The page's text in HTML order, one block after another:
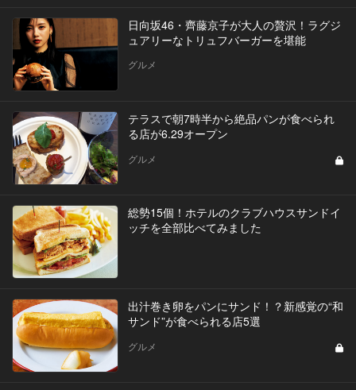
日向坂46・齊藤京子が大人の贅沢！ラグジ
ュアリーなトリュフバーガーを堪能
グルメ
テラスで朝7時半から絶品パンが食べられ
る店が6.29オープン
グルメ
総勢15個！ホテルのクラブハウスサンドイ
ッチを全部比べてみました
出汁巻き卵をパンにサンド！？新感覚の“和
サンド”が食べられる店5選
グルメ